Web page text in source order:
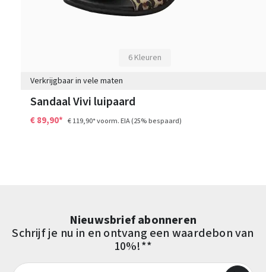
6 Kleuren
Verkrijgbaar in vele maten
Sandaal Vivi luipaard
€ 89,90* € 119,90*voorm. EIA(25% bespaard)
Nieuwsbrief abonneren
Schrijf je nu in en ontvang een waardebon van
10%!**
E-mailadres*